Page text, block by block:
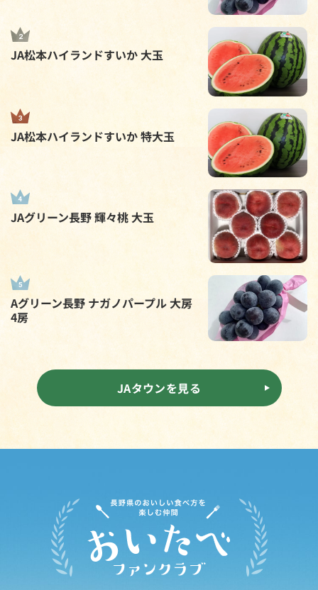
JA松本ハイランドすいか 大玉
JA松本ハイランドすいか 特大玉
JAグリーン長野 輝々桃 大玉
Aグリーン長野 ナガノパープル 大房
4房
JAタウンを見る